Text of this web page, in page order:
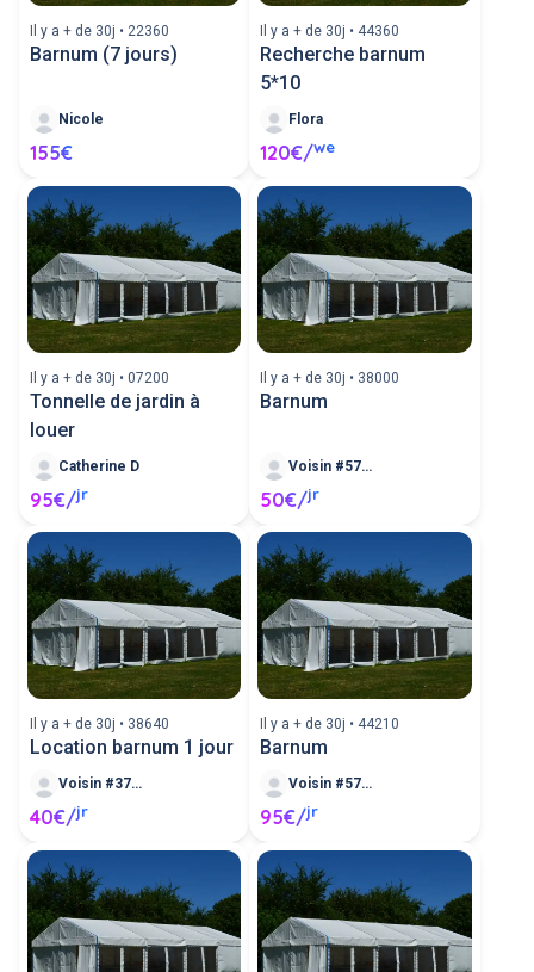
Il y a + de 30j • 22360
Barnum (7 jours)
Nicole
155€
Il y a + de 30j • 44360
Recherche barnum
5*10
Flora
120€/we
Il y a + de 30j • 07200
Tonnelle de jardin à
louer
Catherine D
95€/jr
Il y a + de 30j • 38000
Barnum
Voisin #576558
50€/jr
Il y a + de 30j • 38640
Location barnum 1 jour
Voisin #373783
40€/jr
Il y a + de 30j • 44210
Barnum
Voisin #574946
95€/jr